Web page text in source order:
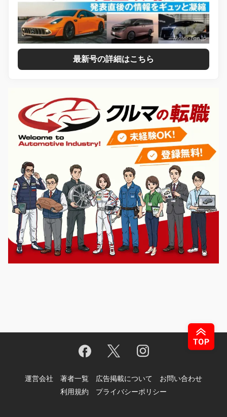
最新号の詳細はこちら
運営会社 著者一覧 広告掲載について
お問い合わせ
利用規約
プライバシーポリシー